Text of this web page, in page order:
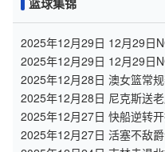
2025年12月29日 12月29日
57-80俄勒冈大学 全场集锦
2025年12月29日 12月29日
图大学 全场集锦
2025年12月28日 澳女篮常
液女篮 全场集锦
2025年12月28日 尼克斯送
奥孔武31+14
2025年12月27日 快船逆转
记三分 杨瀚森DNP
2025年12月27日 活塞不敌
准绝杀&砍31+7+8